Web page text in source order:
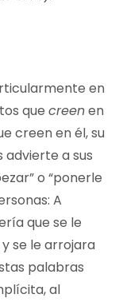
en
que creenen
creen en él, su
advierte a sus
o “ponerle
A
que se le
se le arrojara
palabras
al